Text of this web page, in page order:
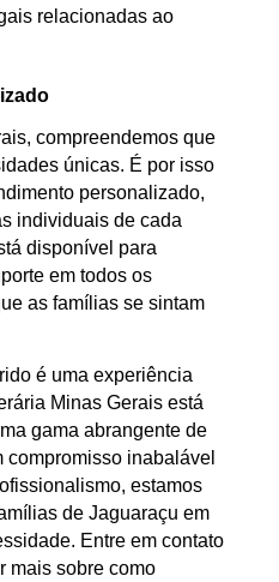
relacionadas ao
compreendemos que
únicas. É por isso
personalizado,
individuais de cada
disponível para
em todos os
as famílias se sintam
é uma experiência
Minas Gerais está
gama abrangente de
inabalável
estamos
de Jaguaraçu em
Entre em contato
mais sobre como